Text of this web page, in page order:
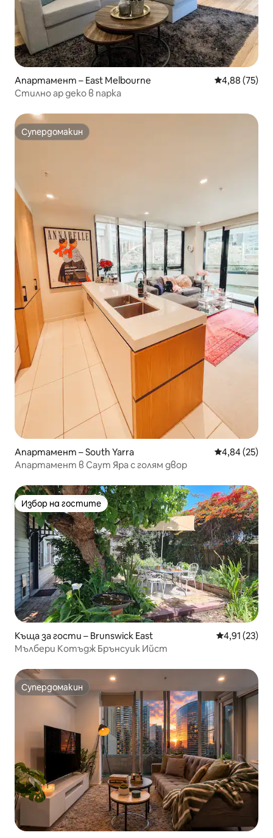
Апартамент – East Melbourne Средна
4,88 (75)
Стилно ар деко в парка
Супердомакин
Супердомакин
Апартамент – South Yarra Средна
4,84 (25)
Апартамент в Саут Яра с голям двор
Избор на гостите
Избор на гостите
Къща за гости – Brunswick East Средна
4,91 (23)
Мълбери Котъдж Брънсуик Ийст
Супердомакин
Супердомакин